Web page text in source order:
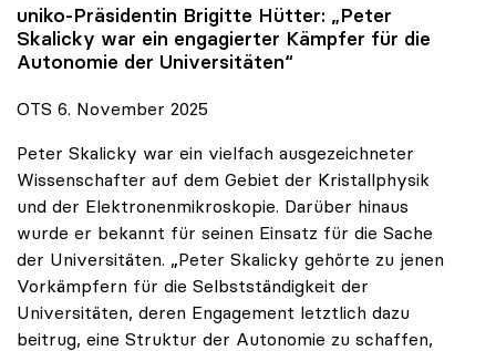
uniko-Präsidentin Brigitte Hütter: „Peter
Skalicky war ein engagierter Kämpfer für die
Autonomie der Universitäten“
OTS 6. November 2025
Peter Skalicky war ein vielfach ausgezeichneter
Wissenschafter auf dem Gebiet der Kristallphysik
und der Elektronenmikroskopie. Darüber hinaus
wurde er bekannt für seinen Einsatz für die Sache
der Universitäten. „Peter Skalicky gehörte zu jenen
Vorkämpfern für die Selbstständigkeit der
Universitäten, deren Engagement letztlich dazu
beitrug, eine Struktur der Autonomie zu schaffen,